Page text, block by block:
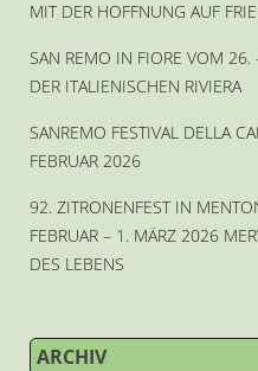
MIT DER HOFFNUNG AUF
SAN REMO IN FIORE VOM
DER ITALIENISCHEN RIVIERA
SANREMO FESTIVAL DELLA
FEBRUAR 2026
92. ZITRONENFEST IN
FEBRUAR – 1. MÄRZ 2026
DES LEBENS
ARCHIV